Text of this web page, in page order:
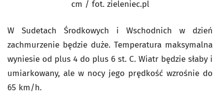
cm / fot. zieleniec.pl
W Sudetach Środkowych i Wschodnich w dzień
zachmurzenie będzie duże. Temperatura maksymalna
wyniesie od plus 4 do plus 6 st. C. Wiatr będzie słaby i
umiarkowany, ale w nocy jego prędkość wzrośnie do
65 km/h.